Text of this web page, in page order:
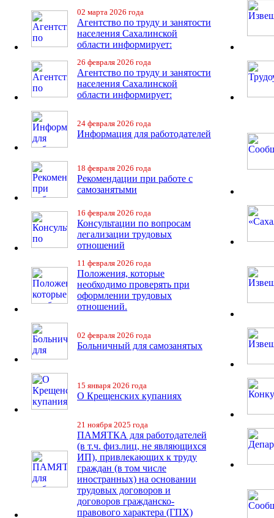
02 марта 2026 года
Агентство по труду и занятости
населения Сахалинской
области информирует:
26 февраля 2026 года
Агентство по труду и занятости
населения Сахалинской
области информирует:
24 февраля 2026 года
Информация для работодателей
18 февраля 2026 года
Рекомендации при работе с
самозанятыми
16 февраля 2026 года
Консультации по вопросам
легализации трудовых
отношений
11 февраля 2026 года
Положения, которые
необходимо проверять при
оформлении трудовых
отношений.
02 февраля 2026 года
Больничный для самозанятых
15 января 2026 года
О Крещенских купаниях
21 ноября 2025 года
ПАМЯТКА для работодателей
(в т.ч. физ.лиц, не являющихся
ИП), привлекающих к труду
граждан (в том числе
иностранных) на основании
трудовых договоров и
договоров гражданско-
правового характера (ГПХ)